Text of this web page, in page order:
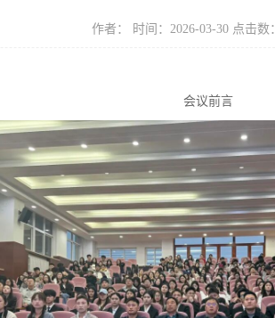
作者： 时间：2026-03-30 点击数：
会议前言